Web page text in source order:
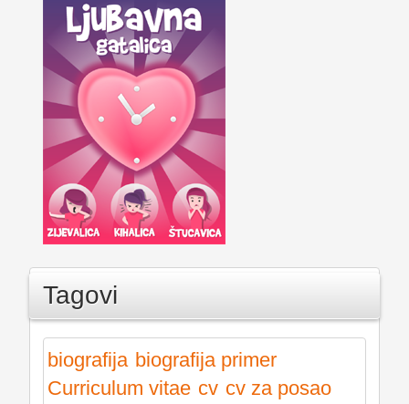
Tagovi
biografija biografija primer
Curriculum vitae cv cv za posao